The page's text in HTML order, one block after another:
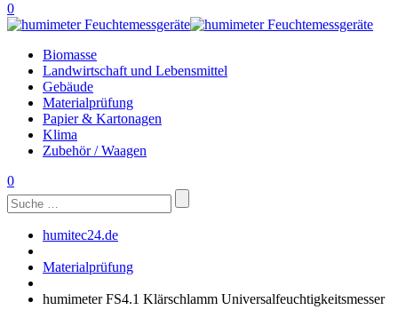
0
Biomasse
Landwirtschaft und Lebensmittel
Gebäude
Materialprüfung
Papier & Kartonagen
Klima
Zubehör / Waagen
0
Suchen
nach:
humitec24.de
Materialprüfung
humimeter FS4.1 Klärschlamm Universalfeuchtigkeitsmesser